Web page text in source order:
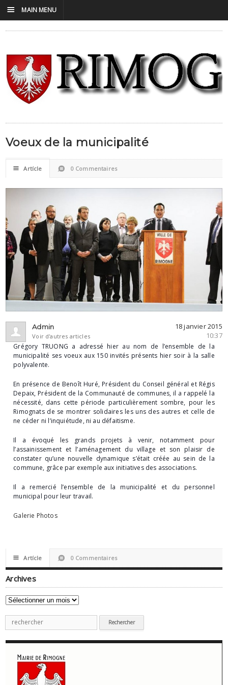
Voeux de la municipalité
☰ Artícle 0 Commentaires
Admin
Voir d'autres articles
18 janvier 2015
10:37
Grégory TRUONG a adressé hier au nom de l’ensemble de la
municipalité ses voeux aux 150 invités présents hier soir à la salle
polyvalente.
En présence de Benoît Huré, Président du Conseil général et Régis
Depaix, Président de la Communauté de communes, il a rappelé la
nécessité, dans cette période particulièrement sombre, pour les
Rimognats de se montrer solidaires les uns des autres et celle de
ne céder ni l’inquiétude, ni au défaitisme.
Il a évoqué les grands projets à venir, notamment pour
l’assainissement et l’aménagement du village et son plaisir de
constater qu’une nouvelle dynamique s’était créée au sein de la
commune, grâce par exemple aux initiatives des associations.
Il a remercié l’ensemble de la municipalité et du personnel
municipal pour leur travail.
Galerie Photos
☰ Artícle 0 Commentaires
Archives
Archives
Recherche
pour
:
☰ MAIN MENU